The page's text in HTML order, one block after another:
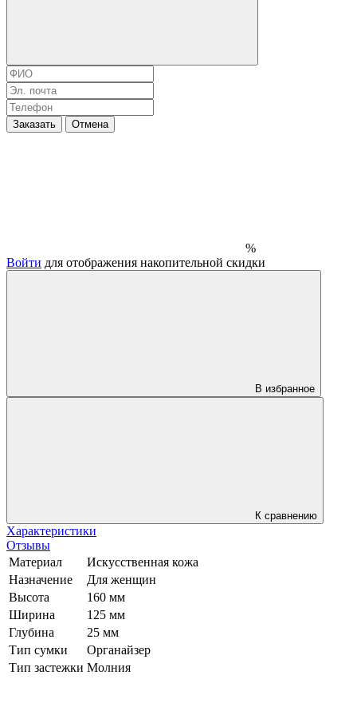
Заказать Отмена
%
Войти для отображения накопительной скидки
В избранное
К сравнению
Характеристики
Отзывы
Материал
Искусственная кожа
Назначение
Для женщин
Высота
160 мм
Ширина
125 мм
Глубина
25 мм
Тип сумки
Органайзер
Тип застежки Молния